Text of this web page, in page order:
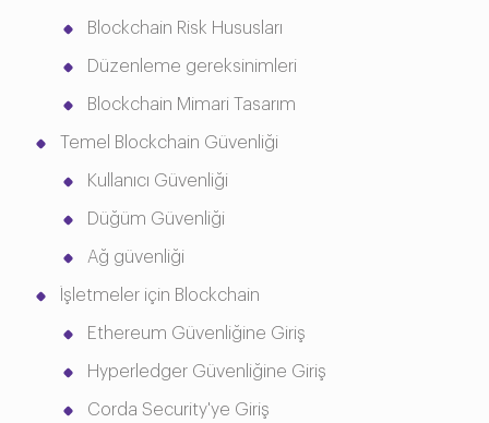
Blockchain Risk Hususları
Düzenleme gereksinimleri
Blockchain Mimari Tasarım
Temel Blockchain Güvenliği
Kullanıcı Güvenliği
Düğüm Güvenliği
Ağ güvenliği
İşletmeler için Blockchain
Ethereum Güvenliğine Giriş
Hyperledger Güvenliğine Giriş
Corda Security'ye Giriş